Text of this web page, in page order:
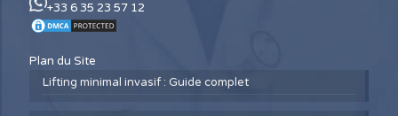
+33 6 35 23 57 12
Plan du Site
Lifting minimal invasif : Guide complet